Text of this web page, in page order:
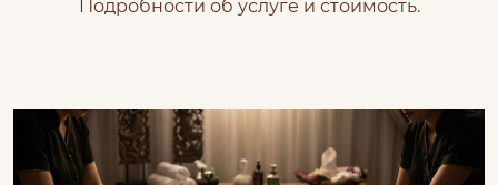
Подробности об услуге и стоимость.